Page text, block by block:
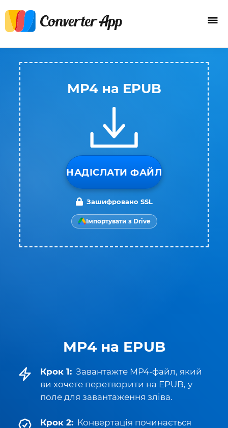
MP4 на EPUB
Крок 1: Завантажте MP4-файл, який
ви хочете перетворити на EPUB, у
поле для завантаження зліва.
Крок 2: Конвертація починається
MP4 на EPUB
НАДІСЛАТИ ФАЙЛ
Зашифровано SSL
Імпортувати з Drive